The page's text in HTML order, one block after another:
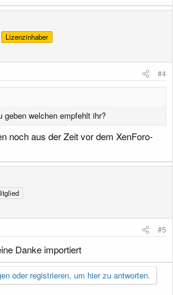
Lizenzinhaber
#4
geben welchen empfehlt ihr?
noch aus der Zeit vor dem XenForo-
#5
Danke importiert
oder registrieren, um hier zu antworten.